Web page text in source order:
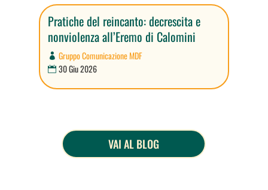
Pratiche del reincanto: decrescita e
nonviolenza all’Eremo di Calomini
Gruppo Comunicazione MDF
30 Giu 2026
VAI AL BLOG